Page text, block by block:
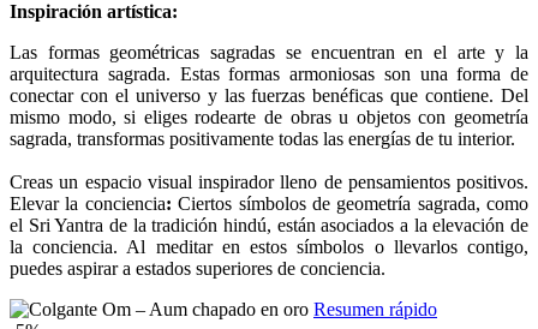
Inspiración artística:
Las formas geométricas sagradas se encuentran en el arte y la
arquitectura sagrada. Estas formas armoniosas son una forma de
conectar con el universo y las fuerzas benéficas que contiene. Del
mismo modo, si eliges rodearte de obras u objetos con geometría
sagrada, transformas positivamente todas las energías de tu interior.
Creas un espacio visual inspirador lleno de pensamientos positivos.
Elevar la conciencia: Ciertos símbolos de geometría sagrada, como
el Sri Yantra de la tradición hindú, están asociados a la elevación de
la conciencia. Al meditar en estos símbolos o llevarlos contigo,
puedes aspirar a estados superiores de conciencia.
Resumen rápido